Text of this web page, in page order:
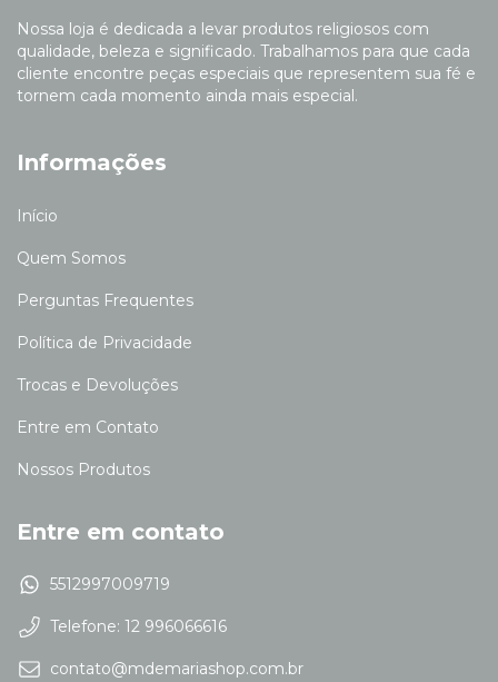
Nossa loja é dedicada a levar produtos religiosos com
qualidade, beleza e significado. Trabalhamos para que cada
cliente encontre peças especiais que representem sua fé e
tornem cada momento ainda mais especial.
Informações
Início
Quem Somos
Perguntas Frequentes
Política de Privacidade
Trocas e Devoluções
Entre em Contato
Nossos Produtos
Entre em contato
5512997009719
Telefone: 12 996066616
contato@mdemariashop.com.br